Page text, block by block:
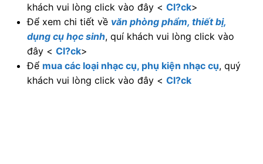
khách vui lòng click vào đây < Cl?ck>
Để xem chi tiết về văn phòng phẩm, thiết bị,
dụng cụ học sinh, quí khách vui lòng click vào
đây < Cl?ck>
Để mua các loại nhạc cụ, phụ kiện nhạc cụ, quý
khách vui lòng click vào đây < Cl?ck